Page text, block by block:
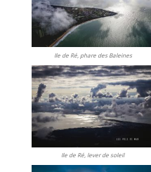
Ile de Ré, phare des Baleines
Ile de Ré, lever de soleil